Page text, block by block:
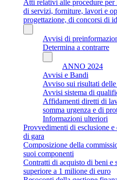
Atti relativi alle procedure
di servizi, forniture, lavori e
progettazione, di concorsi di
Avvisi di
Determina a contrarre
ANNO 2024
Avvisi e Bandi
Avviso sui risultati
Avvisi sistema di
Affidamenti diretti di
somma urgenza e di
Informazioni ulteriori
Provvedimenti di esclusione
di gara
Composizione della
suoi componenti
Contratti di acquisto di beni e
superiore a 1 milione di euro